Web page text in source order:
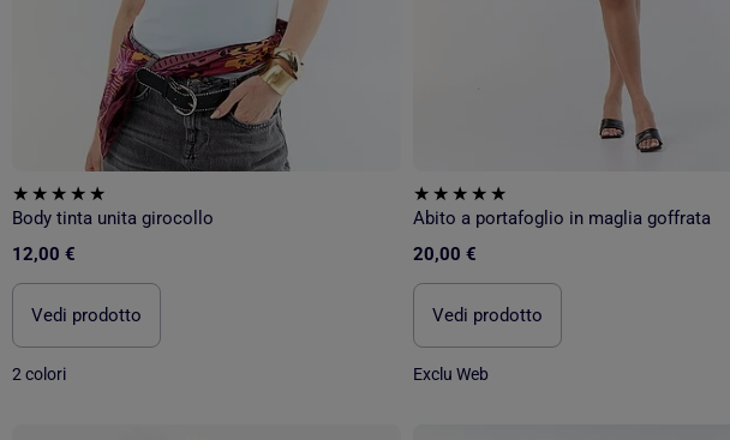
Body tinta unita girocollo
12,00 €
Vedi prodotto
2 colori
Abito a portafoglio in maglia goffrata
20,00 €
Vedi prodotto
Exclu Web